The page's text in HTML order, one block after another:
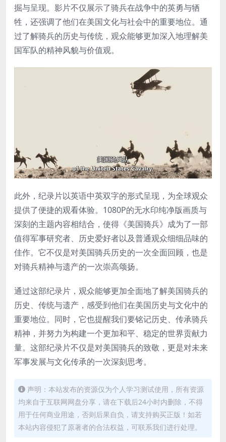
掘与呈现。影片不仅展示了骑兵在战争中的英勇与牺
牲，还强调了他们在美国文化与社会中的重要地位。通
过了解骑兵的历史与传统，观众能够更加深入地理解美
国军队的精神风貌与价值观。
此外，纪录片以英语中英双字的形式呈现，为全球观众
提供了便捷的观看体验。1080P的无水印纯净版画质与
深刻的主题内容相结合，使得《美国骑兵》成为了一部
值得军事研究者、历史爱好者以及普通观众细细品味的
佳作。它不仅是对美国骑兵历史的一次全面回顾，也是
对骑兵精神与遗产的一次崇高颂扬。
通过这部纪录片，观众能够更加全面地了解美国骑兵的
历史、传统与遗产，感受到他们在美国历史与文化中的
重要地位。同时，它也提醒我们要铭记历史、传承骑兵
精神，并努力为构建一个更加和平、稳定的世界贡献力
量。这部纪录片不仅是对美国骑兵的致敬，更是对未来
军事发展与文化传承的一次深刻思考。
声明：本站发布的资源仅为个人学习测试使用，所有资源
均来自于互联网网盘分享，请在下载后24小时内删除，不得
用于任何商业用途，否则后果自负，请支持购买正版！如若
本站内容侵犯了原著者的合法权益，可联系我们进行处理。